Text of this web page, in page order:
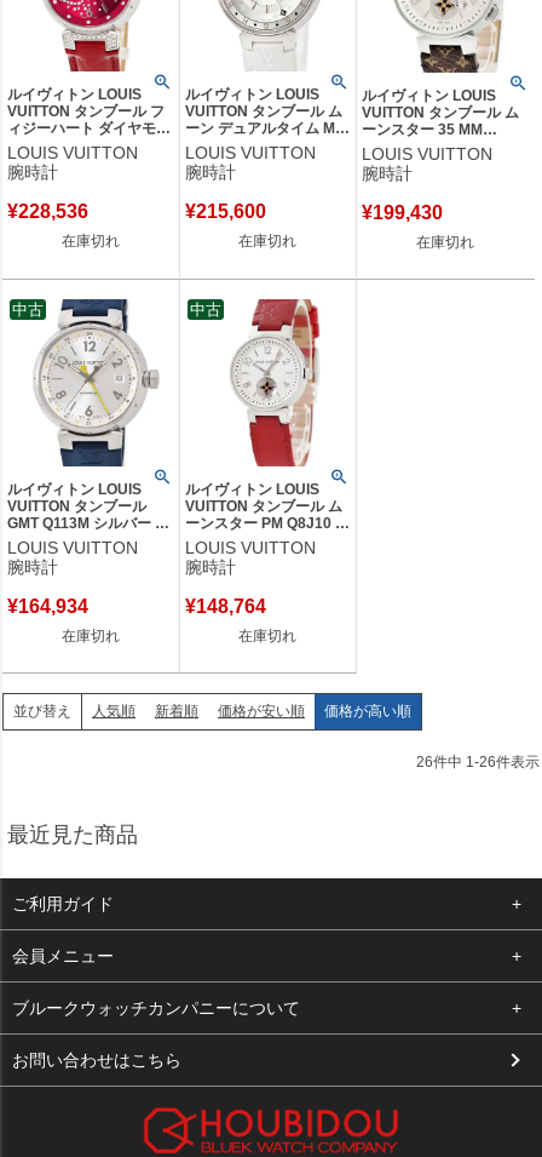
ルイヴィトン LOUIS
VUITTON タンブール フ
ィジーハート ダイヤモン
ド Q131Z0 純正ダイヤ レ
ッド 赤 レディース 腕時
計クオーツ レッド 【中
LOUIS VUITTON
腕時計
¥228,536
在庫切れ
ルイヴィトン LOUIS
VUITTON タンブール ム
ーン デュアルタイム MM
QA104Z シルバー GMT
モノグラム レディース
腕時計クオーツ シルバー
LOUIS VUITTON
腕時計
¥215,600
在庫切れ
ルイヴィトン LOUIS
VUITTON タンブール ム
ーンスター 35 MM
Q8G00Z デイト クロノグ
ラフ モノグラムフラワー
レディース 腕時計クオー
LOUIS VUITTON
腕時計
¥199,430
在庫切れ
ルイヴィトン LOUIS
VUITTON タンブール
GMT Q113M シルバー デ
イト アラビア バー デュ
アルタイム メンズ 腕時
計自動巻き シルバー
LOUIS VUITTON
腕時計
¥164,934
在庫切れ
中古
ルイヴィトン LOUIS
VUITTON タンブール ム
ーンスター PM Q8J10 ス
モールセコンド バー ア
ラビア レディース 腕時
計クオーツ シルバー
LOUIS VUITTON
腕時計
¥148,764
在庫切れ
中古
並び替え 人気順 新着順 価格が安い順 価格が高い順
26件中 1 -26件表示
最近見た商品
ご利用ガイド
よくある質問
支払い・送料
お客様の声
会員メニュー
ログイン
お気に入り
ブルークウォッチカンパニーについて
会社概要
お問い合わせはこちら